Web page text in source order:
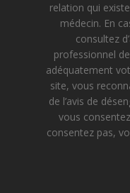
relation qui
médecin. En
consultez
professionnel
adéquatement
site, vous
de l’avis de
vous
consentez pas,